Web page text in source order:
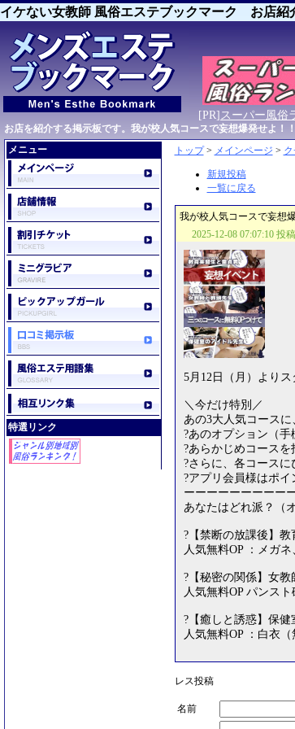
イケない女教師 風俗エステブックマーク お店紹
お店を紹介する掲示板です。我が校人気コースで妄想爆発せよ！
[PR] スーパー風俗
メニュー
特選リンク
トップ> メインページ >
新規投稿
一覧に戻る
我が校人気コースで妄想
2025-12-08 07:07:10 投
5月12日（月）よりス
＼今だけ特別／
あの3大人気コースに
?あのオプション（
?あらかじめコース
?さらに、各コースに
?アプリ会員様はポイ
ーーーーーーーーー
あなたはどれ派？（
?【禁断の放課後】教
人気無料OP ：メガ
?【秘密の関係】女教
人気無料OP パンス
?【癒しと誘惑】保健
人気無料OP ：白衣
レス投稿
名前